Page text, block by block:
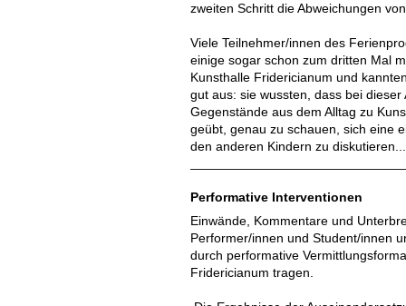
zweiten Schritt die Abweichungen
Viele Teilnehmer/innen des
einige sogar schon zum dritten Mal
Kunsthalle Fridericianum und
gut aus: sie wussten, dass bei
Gegenstände aus dem Alltag zu
geübt, genau zu schauen, sich eine
den anderen Kindern zu
Performative Interventionen
Einwände, Kommentare und
Performer/innen und Student/innen
durch performative
Fridericianum tragen.